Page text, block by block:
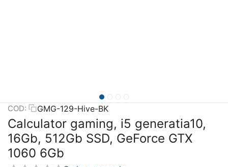
COD: GMG-129-Hive-BK
Calculator gaming, i5 generatia10,
16Gb, 512Gb SSD, GeForce GTX
1060 6Gb